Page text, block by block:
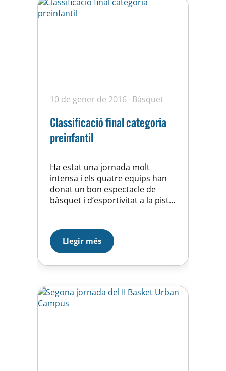
10 de gener de 2016 Bàsquet
Classificació final categoria
preinfantil
Ha estat una jornada molt
intensa i els quatre equips han
donat un bon espectacle de
bàsquet i d’esportivitat a la pista
comportament i també la de
l’afició que ho ha donat tot
animant als seus respectius
equips. La classificació final del
Llegir més